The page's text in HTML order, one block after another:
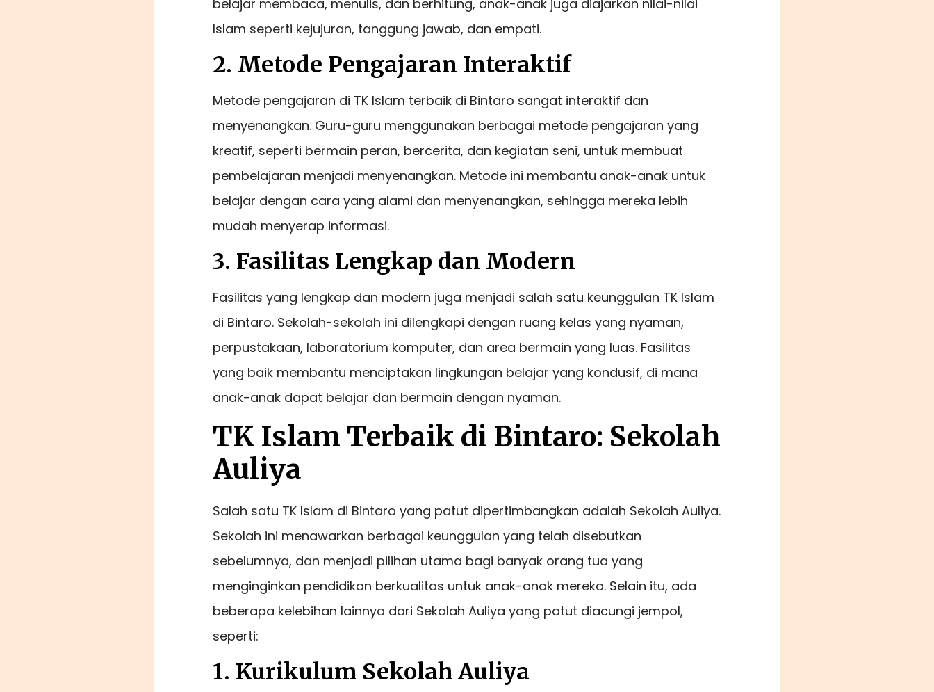
belajar membaca, menulis, dan berhitung, anak-anak juga diajarkan nilai-nilai
Islam seperti kejujuran, tanggung jawab, dan empati.
2. Metode Pengajaran Interaktif
Metode pengajaran di TK Islam terbaik di Bintaro sangat interaktif dan
menyenangkan. Guru-guru menggunakan berbagai metode pengajaran yang
kreatif, seperti bermain peran, bercerita, dan kegiatan seni, untuk membuat
pembelajaran menjadi menyenangkan. Metode ini membantu anak-anak untuk
belajar dengan cara yang alami dan menyenangkan, sehingga mereka lebih
mudah menyerap informasi.
3. Fasilitas Lengkap dan Modern
Fasilitas yang lengkap dan modern juga menjadi salah satu keunggulan TK Islam
di Bintaro. Sekolah-sekolah ini dilengkapi dengan ruang kelas yang nyaman,
perpustakaan, laboratorium komputer, dan area bermain yang luas. Fasilitas
yang baik membantu menciptakan lingkungan belajar yang kondusif, di mana
anak-anak dapat belajar dan bermain dengan nyaman.
TK Islam Terbaik di Bintaro: Sekolah
Auliya
Salah satu TK Islam di Bintaro yang patut dipertimbangkan adalah Sekolah Auliya.
Sekolah ini menawarkan berbagai keunggulan yang telah disebutkan
sebelumnya, dan menjadi pilihan utama bagi banyak orang tua yang
menginginkan pendidikan berkualitas untuk anak-anak mereka. Selain itu, ada
beberapa kelebihan lainnya dari Sekolah Auliya yang patut diacungi jempol,
seperti:
1. Kurikulum Sekolah Auliya